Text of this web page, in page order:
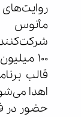
مأنوس
100
قالب
اهدا
حضور در